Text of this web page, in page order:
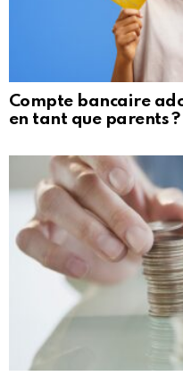
Compte bancaire
en tant que parents ?